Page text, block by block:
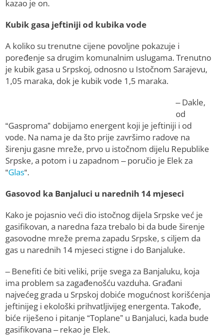
kazao je on.
Kubik gasa jeftiniji od kubika vode
A koliko su trenutne cijene povoljne pokazuje i
poređenje sa drugim komunalnim uslugama. Trenutno
je kubik gasa u Srpskoj, odnosno u Istočnom Sarajevu,
1,05 maraka, dok je kubik vode 1,5 maraka.
– Dakle,
od
“Gasproma” dobijamo energent koji je jeftiniji i od
vode. Na nama je da što prije završimo radove na
širenju gasne mreže, prvo u istočnom dijelu Republike
Srpske, a potom i u zapadnom – poručio je Elek za
“Glas“.
Gasovod ka Banjaluci u narednih 14 mjeseci
Kako je pojasnio veći dio istočnog dijela Srpske već je
gasifikovan, a naredna faza trebalo bi da bude širenje
gasovodne mreže prema zapadu Srpske, s ciljem da
gas u narednih 14 mjeseci stigne i do Banjaluke.
– Benefiti će biti veliki, prije svega za Banjaluku, koja
ima problem sa zagađenošću vazduha. Građani
najvećeg grada u Srpskoj dobiće mogućnost korišćenja
jeftinijeg i ekološki prihvatljivijeg energenta. Takođe,
biće riješeno i pitanje “Toplane” u Banjaluci, kada bude
gasifikovana – rekao je Elek.